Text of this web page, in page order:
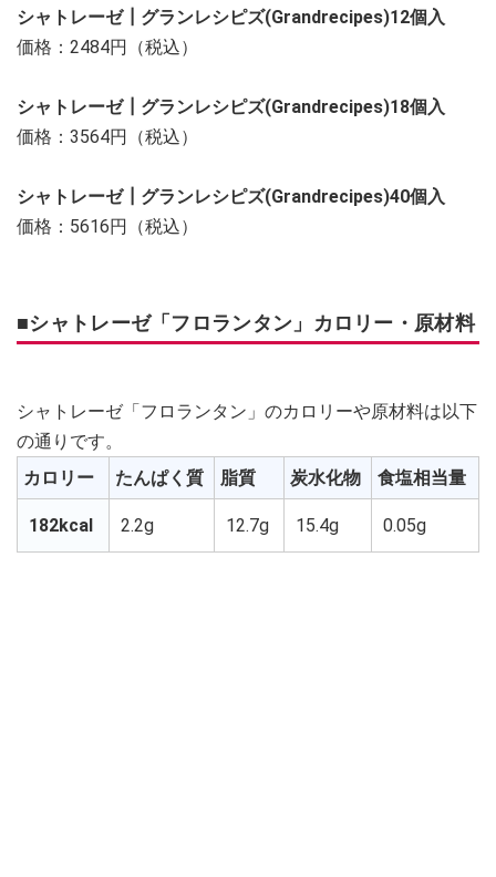
シャトレーゼ┃グランレシピズ(Grandrecipes)12個入
価格：2484円（税込）
シャトレーゼ┃グランレシピズ(Grandrecipes)18個入
価格：3564円（税込）
シャトレーゼ┃グランレシピズ(Grandrecipes)40個入
価格：5616円（税込）
■シャトレーゼ「フロランタン」カロリー・原材料
シャトレーゼ「フロランタン」のカロリーや原材料は以下
の通りです。
カロリー
たんぱく質 脂質 炭水化物 食塩相当量
182kcal 2.2g 12.7g 15.4g 0.05g